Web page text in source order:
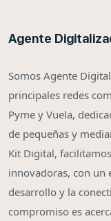
Agente
Somos Agente
principales redes
Pyme y Vuela,
de pequeñas y
Kit Digital,
innovadoras, con un
desarrollo y la
compromiso es